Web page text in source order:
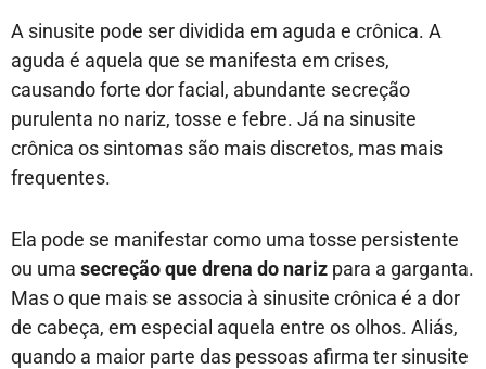
A sinusite pode ser dividida em aguda e crônica. A
aguda é aquela que se manifesta em crises,
causando forte dor facial, abundante secreção
purulenta no nariz, tosse e febre. Já na sinusite
crônica os sintomas são mais discretos, mas mais
frequentes.
Ela pode se manifestar como uma tosse persistente
ou uma secreção que drena do nariz para a garganta.
Mas o que mais se associa à sinusite crônica é a dor
de cabeça, em especial aquela entre os olhos. Aliás,
quando a maior parte das pessoas afirma ter sinusite